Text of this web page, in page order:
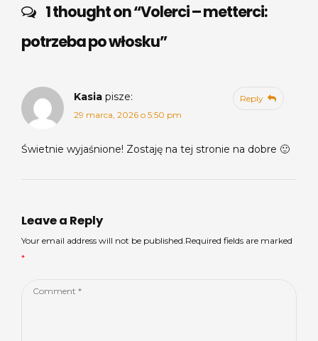
1 thought on “Volerci – metterci:
potrzeba po włosku”
Kasia pisze:
29 marca, 2026 o 5:50 pm
Świetnie wyjaśnione! Zostaję na tej stronie na dobre 🙂
Reply
Leave a Reply
Your email address will not be published.Required fields are marked
*
Comment